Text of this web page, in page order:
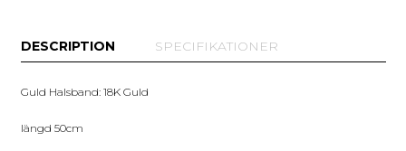
DESCRIPTION SPECIFIKATIONER
Guld Halsband: 18K Guld
längd 50cm